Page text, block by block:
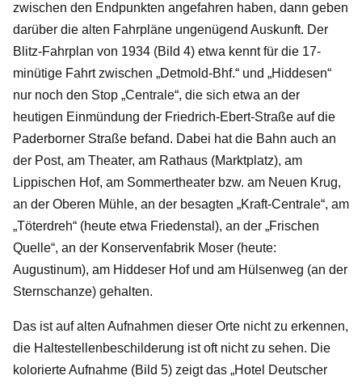
zwischen den Endpunkten angefahren haben, dann geben
darüber die alten Fahrpläne ungenügend Auskunft. Der
Blitz-Fahrplan von 1934 (Bild 4) etwa kennt für die 17-
minütige Fahrt zwischen „Detmold-Bhf.“ und „Hiddesen“
nur noch den Stop „Centrale“, die sich etwa an der
heutigen Einmündung der Friedrich-Ebert-Straße auf die
Paderborner Straße befand. Dabei hat die Bahn auch an
der Post, am Theater, am Rathaus (Marktplatz), am
Lippischen Hof, am Sommertheater bzw. am Neuen Krug,
an der Oberen Mühle, an der besagten „Kraft-Centrale“, am
„Töterdreh“ (heute etwa Friedenstal), an der „Frischen
Quelle“, an der Konservenfabrik Moser (heute:
Augustinum), am Hiddeser Hof und am Hülsenweg (an der
Sternschanze) gehalten.
Das ist auf alten Aufnahmen dieser Orte nicht zu erkennen,
die Haltestellenbeschilderung ist oft nicht zu sehen. Die
kolorierte Aufnahme (Bild 5) zeigt das „Hotel Deutscher